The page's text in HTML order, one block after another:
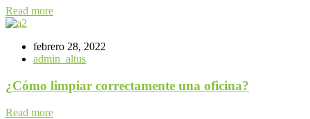
Read more
febrero 28, 2022
admin_altus
¿Cómo limpiar correctamente una oficina?
Read more